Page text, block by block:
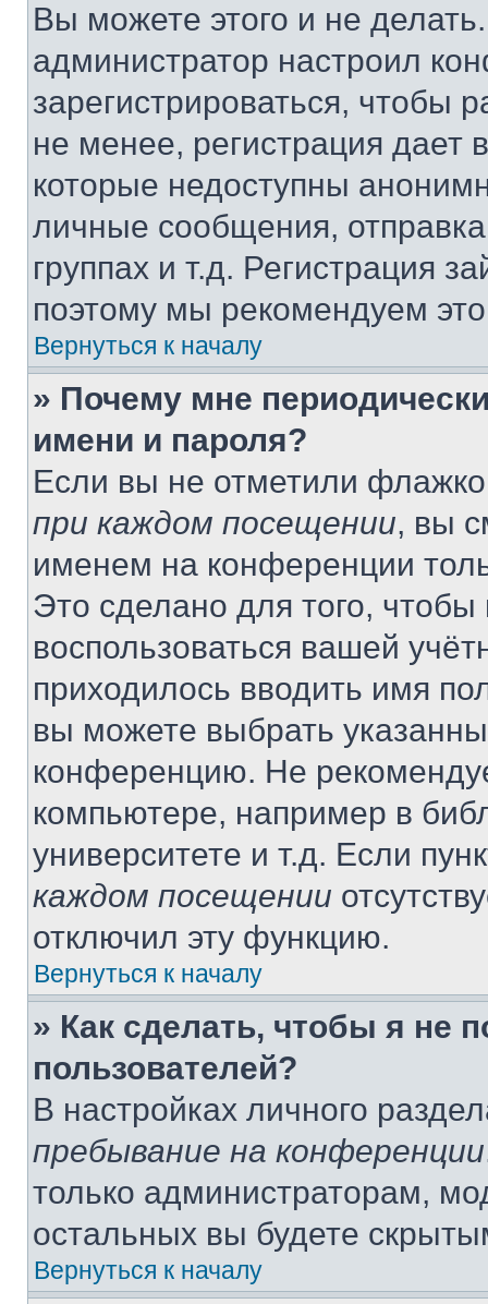
Вы можете этого и не
администратор настроил
зарегистрироваться, чтобы
не менее, регистрация
которые недоступны
личные сообщения,
группах и т.д. Регистрация
поэтому мы рекомендуем
Вернуться к началу
» Почему мне
имени и пароля?
Если вы не отметили
при каждом посещении, вы
именем на конференции
Это сделано для того, чтобы
воспользоваться вашей
приходилось вводить имя
вы можете выбрать
конференцию. Не
компьютере, например в
университете и т.д. Если
каждом посещении
отключил эту функцию.
Вернуться к началу
» Как сделать, чтобы я не
пользователей?
В настройках личного
пребывание на конференции
только администраторам,
остальных вы будете
Вернуться к началу